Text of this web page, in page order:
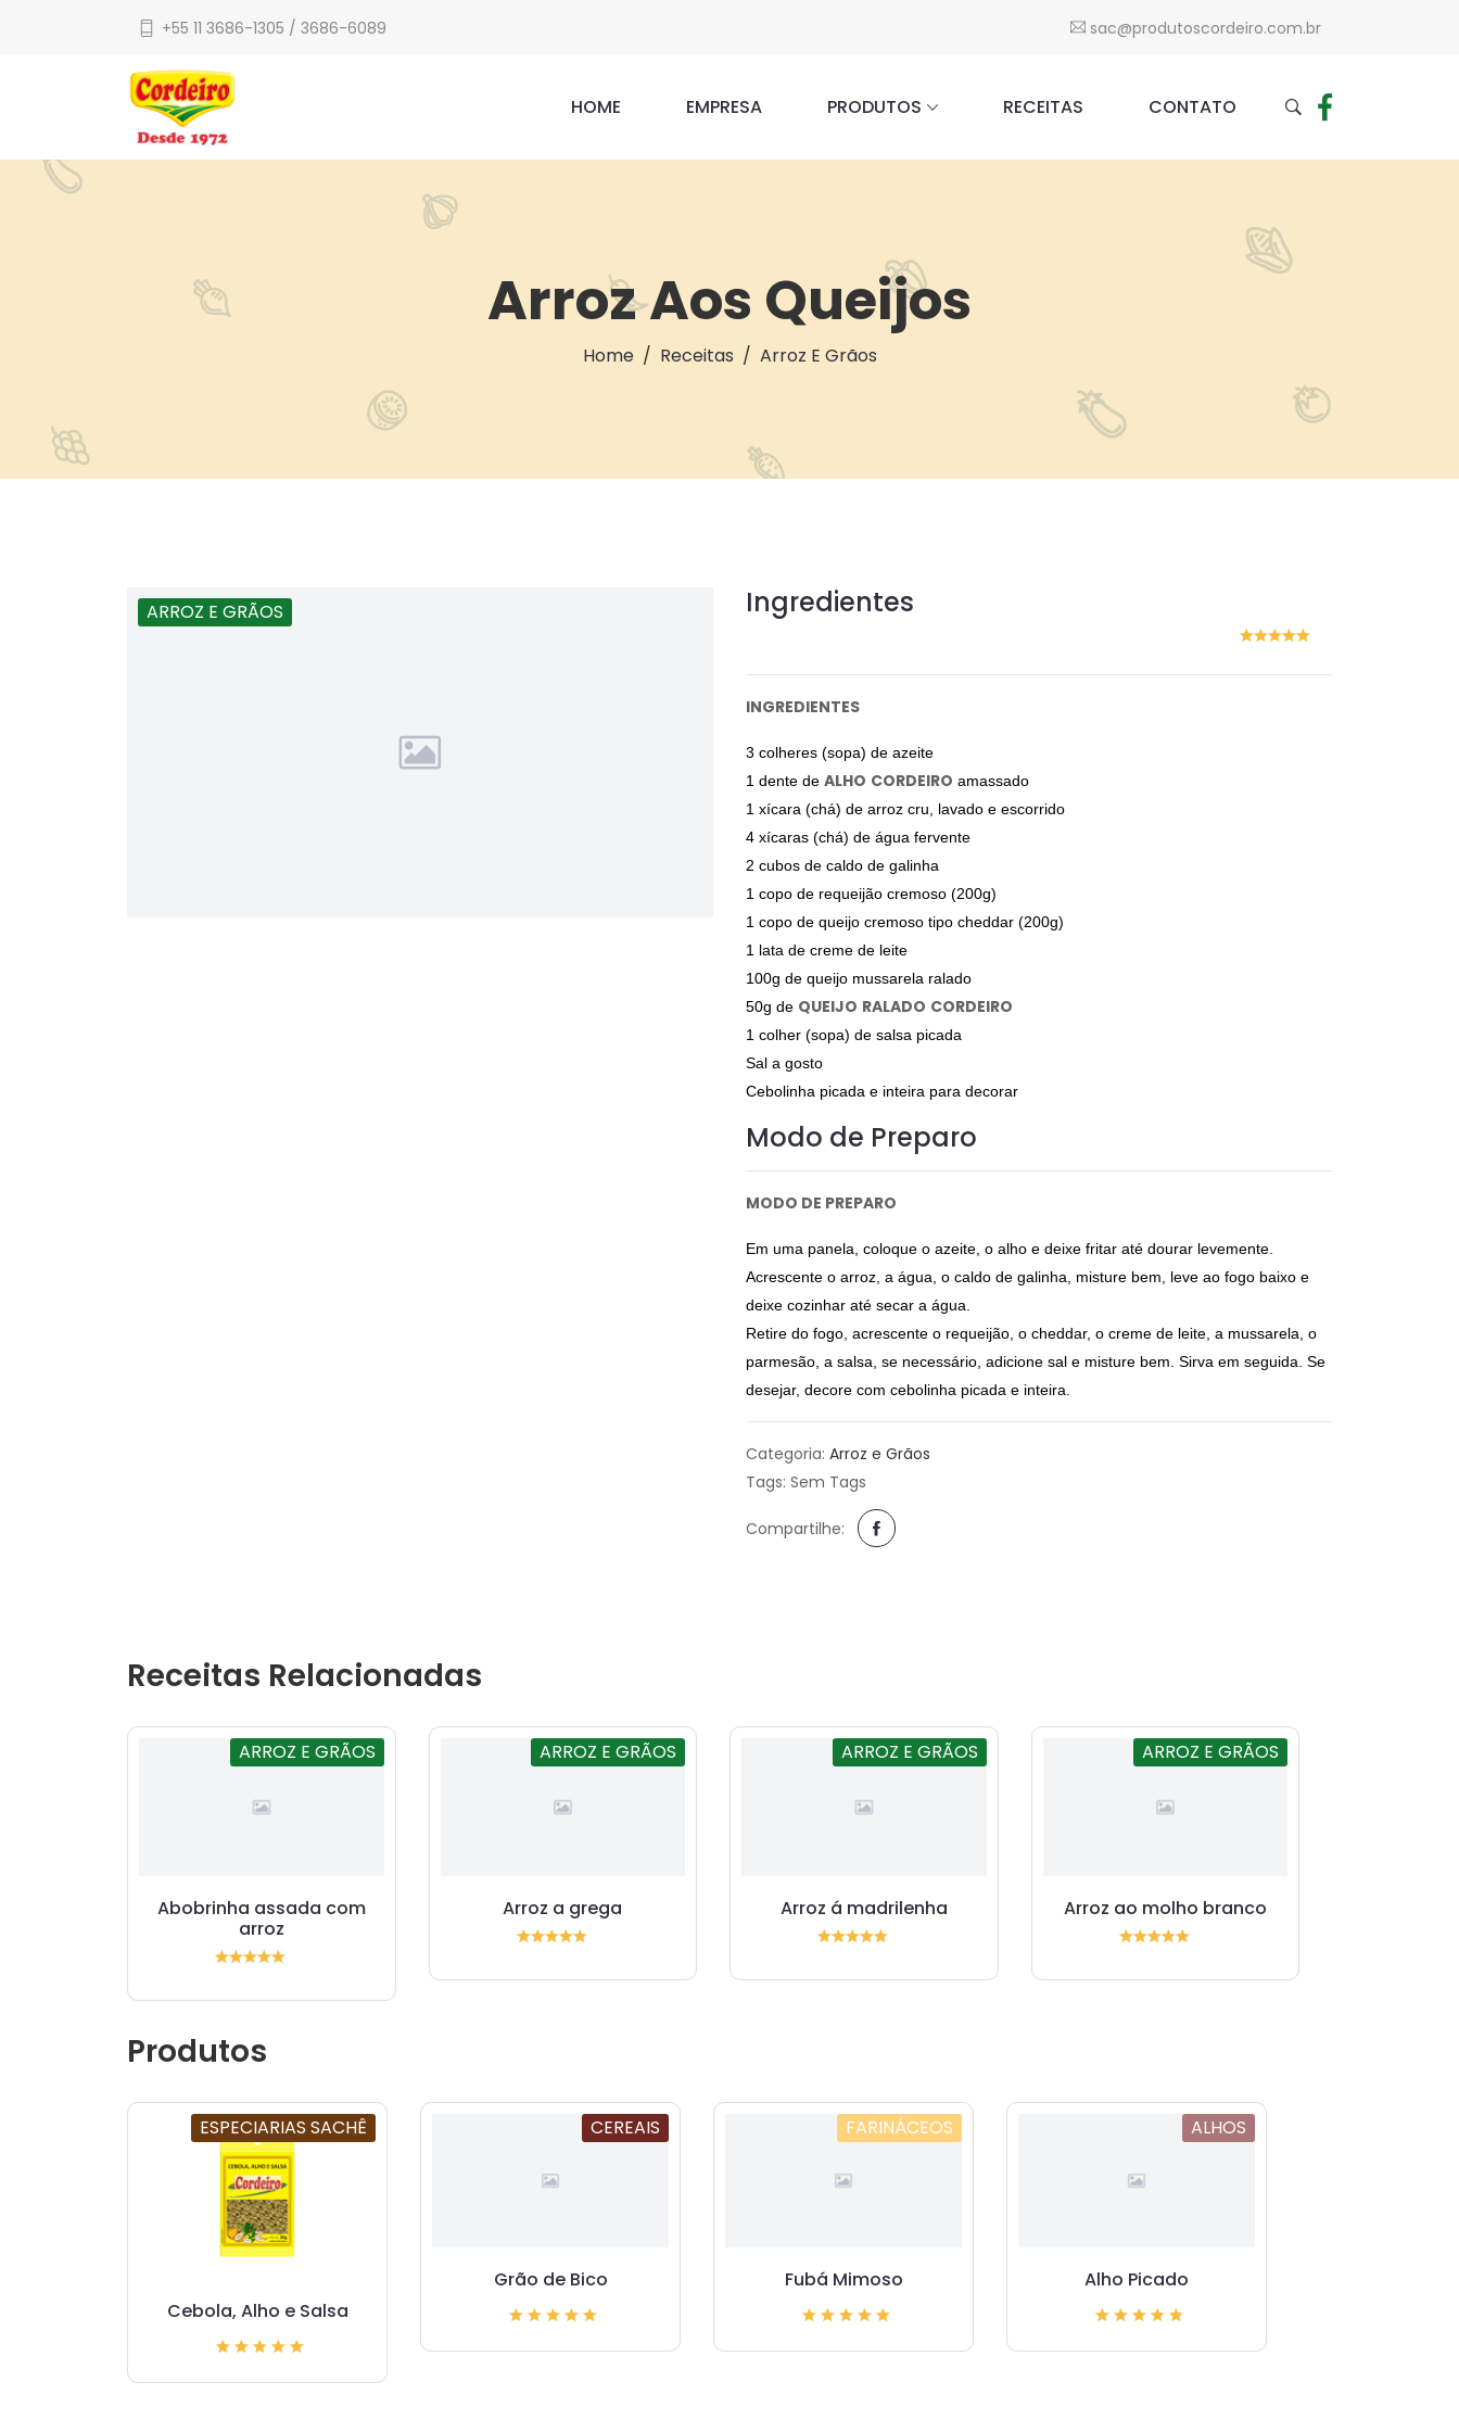
+55 11 3686-1305 / 3686-6089 sac@produtoscordeiro.com.br
HOME EMPRESA PRODUTOS RECEITAS CONTATO
Arroz Aos Queijos
Home Receitas Arroz E Grãos
ARROZ E GRÃOS Ingredientes
INGREDIENTES
3 colheres (sopa) de azeite
1 dente de ALHO CORDEIRO amassado
1 xícara (chá) de arroz cru, lavado e escorrido
4 xícaras (chá) de água fervente
2 cubos de caldo de galinha
1 copo de requeijão cremoso (200g)
1 copo de queijo cremoso tipo cheddar (200g)
1 lata de creme de leite
100g de queijo mussarela ralado
50g de QUEIJO RALADO CORDEIRO
1 colher (sopa) de salsa picada
Sal a gosto
Cebolinha picada e inteira para decorar
Modo de Preparo
MODO DE PREPARO
Em uma panela, coloque o azeite, o alho e deixe fritar até dourar levemente.
Acrescente o arroz, a água, o caldo de galinha, misture bem, leve ao fogo baixo e
deixe cozinhar até secar a água.
Retire do fogo, acrescente o requeijão, o cheddar, o creme de leite, a mussarela, o
parmesão, a salsa, se necessário, adicione sal e misture bem. Sirva em seguida. Se
desejar, decore com cebolinha picada e inteira.
Categoria: Arroz e Grãos
Tags: Sem Tags
Compartilhe:
Receitas Relacionadas
ARROZ E GRÃOS
Abobrinha assada com
arroz
ARROZ E GRÃOS
Arroz a grega
ARROZ E GRÃOS
Arroz á madrilenha
ARROZ E GRÃOS
Arroz ao molho branco
Produtos
ESPECIARIAS SACHÊ
Cebola, Alho e Salsa
CEREAIS
Grão de Bico
FARINÁCEOS
Fubá Mimoso
ALHOS
Alho Picado